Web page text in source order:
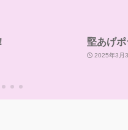
ごま油味
テチ
アイ
🎂